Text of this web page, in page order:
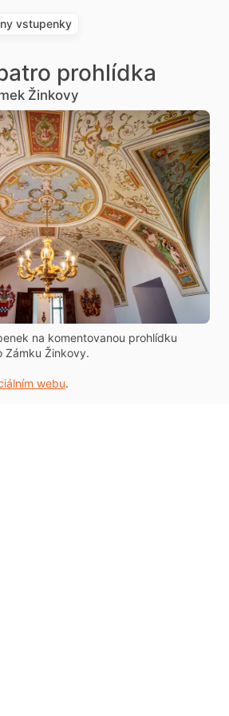
vstupenky
prohlídka
Žinkovy
na komentovanou prohlídku
Zámku Žinkovy.
webu.